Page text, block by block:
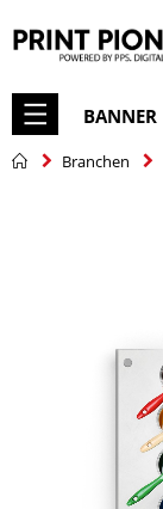
BANNER
Branchen